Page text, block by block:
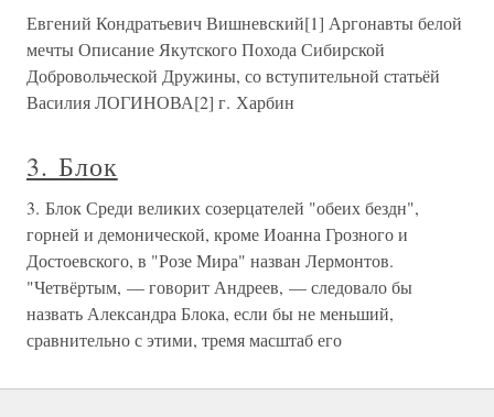
Евгений Кондратьевич Вишневский[1] Аргонавты белой
мечты Описание Якутского Похода Сибирской
Добровольческой Дружины, со вступительной статьёй
Василия ЛОГИНОВА[2] г. Харбин
3. Блок
3. Блок Среди великих созерцателей "обеих бездн",
горней и демонической, кроме Иоанна Грозного и
Достоевского, в "Розе Мира" назван Лермонтов.
"Четвёртым, — говорит Андреев, — следовало бы
назвать Александра Блока, если бы не меньший,
сравнительно с этими, тремя масштаб его